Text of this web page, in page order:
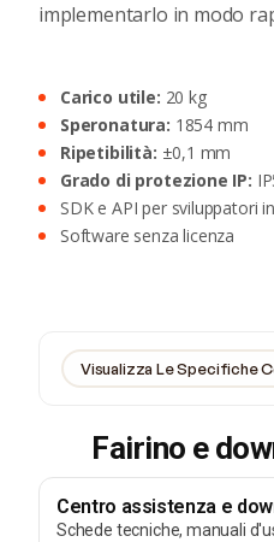
implementarlo in modo
‍Carico utile: 20 kg
‍Speronatura: 1854 mm
‍Ripetibilità: ±0,1 mm
‍Grado di protezione IP:
SDK e API per sviluppatori
Software senza licenza
Visualizza Le Specifiche
Fairino e
Centro assistenza e
Schede tecniche, manuali